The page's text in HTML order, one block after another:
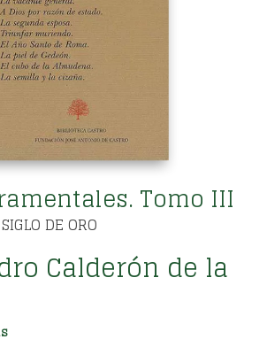
Tomo III
DE ORO
Calderón de la